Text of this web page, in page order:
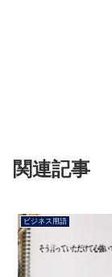
関連記事
ビジネス用語